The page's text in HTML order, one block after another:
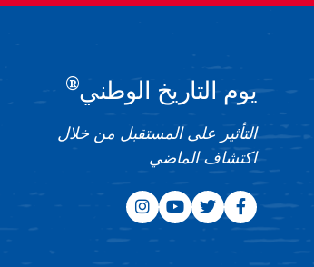
يوم التاريخ الوطني®
التأثير على المستقبل من خلال
اكتشاف الماضي